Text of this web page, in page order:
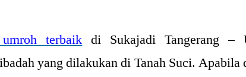
terbaik di Sukajadi Tangerang –
yang dilakukan di Tanah Suci. Apabila